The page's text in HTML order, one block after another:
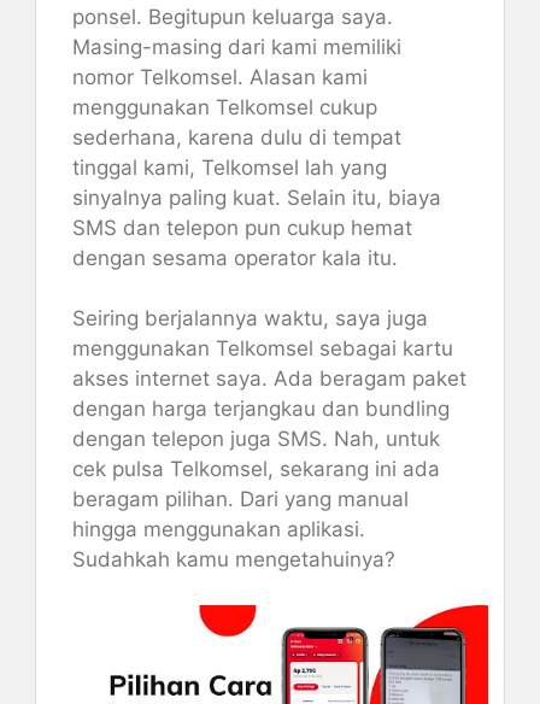
ponsel. Begitupun keluarga saya.
Masing-masing dari kami memiliki
nomor Telkomsel. Alasan kami
menggunakan Telkomsel cukup
sederhana, karena dulu di tempat
tinggal kami, Telkomsel lah yang
sinyalnya paling kuat. Selain itu, biaya
SMS dan telepon pun cukup hemat
dengan sesama operator kala itu.
Seiring berjalannya waktu, saya juga
menggunakan Telkomsel sebagai kartu
akses internet saya. Ada beragam paket
dengan harga terjangkau dan bundling
dengan telepon juga SMS. Nah, untuk
cek pulsa Telkomsel, sekarang ini ada
beragam pilihan. Dari yang manual
hingga menggunakan aplikasi.
Sudahkah kamu mengetahuinya?